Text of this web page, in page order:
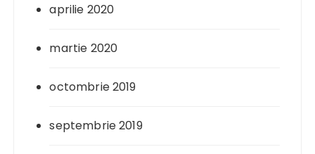
aprilie 2020
martie 2020
octombrie 2019
septembrie 2019